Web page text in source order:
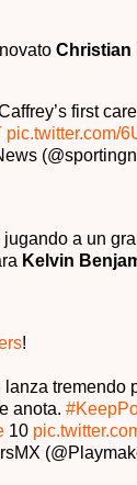
Christian
first
pic.twitter.com/
jugando a un
Kelvin
!
tremendo
anota.
10